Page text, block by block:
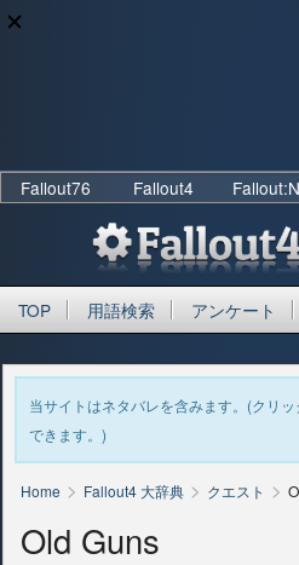
Fallout76 Fallout4
TOP 用語検索 アンケート
当サイトはネタバレを含みます。(クリ
できます。)
Home > Fallout4 大辞典 > クエスト >
Old Guns